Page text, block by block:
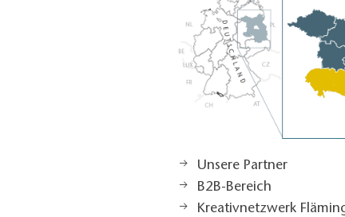
Unsere Partner
B2B-Bereich
Kreativnetzwerk